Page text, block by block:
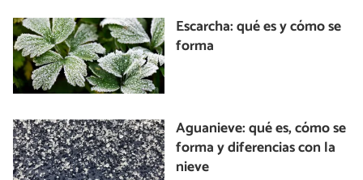
Escarcha: qué es y cómo se
forma
Aguanieve: qué es, cómo se
forma y diferencias con la
nieve